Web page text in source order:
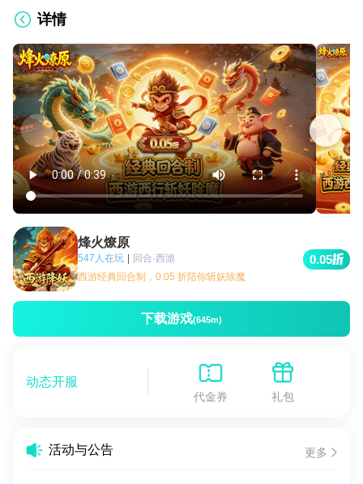
详情
烽火燎原
547人在玩 | 回合·西游
西游经典回合制，0.05 折陪你斩妖除魔
0.05
下载游戏(645m)
动态开服
代金券 礼包
活动与公告 更多